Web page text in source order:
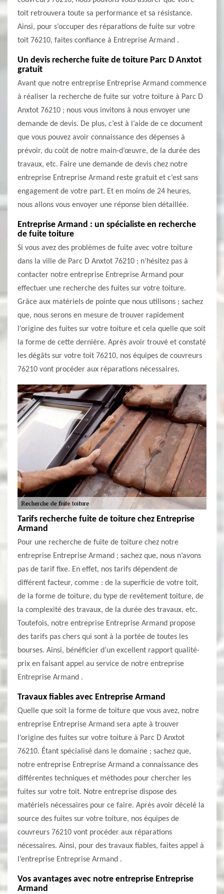
toit retrouvera toute sa performance et sa résistance.
Ainsi, pour s’occuper des réparations de fuite sur votre
toit 76210, faites confiance à Entreprise Armand .
Un devis recherche fuite de toiture Parc D Anxtot
gratuit
Avant que notre entreprise Entreprise Armand commence
à réaliser la recherche de fuite sur votre toiture à Parc D
Anxtot 76210 ; nous vous invitons à nous envoyer une
demande de devis. De plus, c’est à l’aide de ce document
que vous pouvez avoir connaissance des dépenses à
prévoir, du coût de notre main-d’œuvre, de la durée des
travaux, etc. Faire une demande de devis chez notre
entreprise Entreprise Armand reste gratuit et c’est sans
engagement de votre part. Et en moins de 24 heures,
nous allons vous envoyer une réponse bien détaillée.
Entreprise Armand : un spécialiste en recherche
de fuite toiture
Si vous avez des problèmes de fuite avec votre toiture
dans la ville de Parc D Anxtot 76210 ; n’hésitez pas à
contacter notre entreprise Entreprise Armand pour
effectuer une recherche des fuites sur votre toiture.
Grâce aux matériels de pointe que nous utilisons ; sachez
que, nous serons en mesure de trouver rapidement
l’origine des fuites sur votre toiture et cela quelle que soit
la forme de cette dernière. Après avoir trouvé et constaté
les dégâts sur votre toit 76210, nos équipes de couvreurs
76210 vont procéder aux réparations nécessaires.
Tarifs recherche fuite de toiture chez Entreprise
Armand
Pour une recherche de fuite de toiture chez notre
entreprise Entreprise Armand ; sachez que, nous n’avons
pas de tarif fixe. En effet, nos tarifs dépendent de
différent facteur, comme : de la superficie de votre toit,
de la forme de toiture, du type de revêtement toiture, de
la complexité des travaux, de la durée des travaux, etc.
Toutefois, notre entreprise Entreprise Armand propose
des tarifs pas chers qui sont à la portée de toutes les
bourses. Ainsi, bénéficier d’un excellent rapport qualité-
prix en faisant appel au service de notre entreprise
Entreprise Armand .
Travaux fiables avec Entreprise Armand
Quelle que soit la forme de toiture que vous avez, notre
entreprise Entreprise Armand sera apte à trouver
l’origine des fuites sur votre toiture à Parc D Anxtot
76210. Étant spécialisé dans le domaine ; sachez que,
notre entreprise Entreprise Armand a connaissance des
différentes techniques et méthodes pour chercher les
fuites sur votre toit. Notre entreprise dispose des
matériels nécessaires pour ce faire. Après avoir décelé la
source des fuites sur votre toiture, nos équipes de
couvreurs 76210 vont procéder aux réparations
nécessaires. Ainsi, pour des travaux fiables, faites appel à
l’entreprise Entreprise Armand .
Vos avantages avec notre entreprise Entreprise
Armand